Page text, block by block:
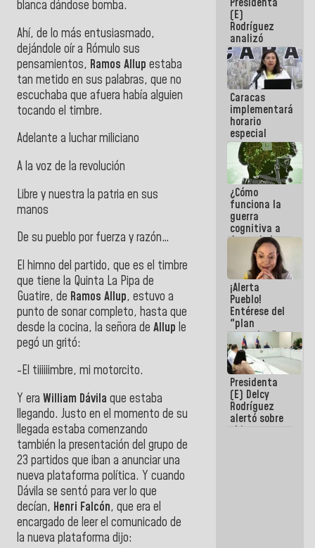
blanca dándose bomba.
Ahí, de lo más entusiasmado,
dejándole oír a Rómulo sus
pensamientos, Ramos Allup estaba
tan metido en sus palabras, que no
escuchaba que afuera había alguien
tocando el timbre.
Adelante a luchar miliciano
A la voz de la revolución
Libre y nuestra la patria en sus
manos
De su pueblo por fuerza y razón…
El himno del partido, que es el timbre
que tiene la Quinta La Pipa de
Guatire, de Ramos Allup, estuvo a
punto de sonar completo, hasta que
desde la cocina, la señora de Allup le
pegó un gritó:
-El tiiiiiimbre, mi motorcito.
Y era William Dávila que estaba
llegando. Justo en el momento de su
llegada estaba comenzando
también la presentación del grupo de
23 partidos que iban a anunciar una
nueva plataforma política. Y cuando
Dávila se sentó para ver lo que
decían, Henri Falcón, que era el
encargado de leer el comunicado de
la nueva plataforma dijo:
sabemos si
la semana
que viene
hay
programa
(E)
Rodríguez
analizó
junto a
gobernadores
planes de
recuperación
del Sistema
Eléctrico
Nacional
Caracas
implementará
horario
especial
para
adaptarse
al plan de
ahorro
energético
¿Cómo
funciona la
guerra
cognitiva a
favor de la
narrativa
hegemónica?
(1)
¡Alerta
Pueblo!
Entérese del
"plan
enjambre"
de La Sayo
para
sabotear el
diálogo y
promover el
caos
Presidenta
(E) Delcy
Rodríguez
alertó sobre
el impacto